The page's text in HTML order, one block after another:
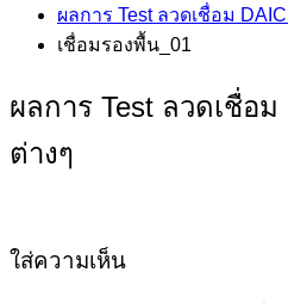
ผลการ Test ลวดเชื่อม
เชื่อมรองพื้น_01
ผลการ Test ลวดเชื่อม
ต่างๆ
ใส่ความเห็น